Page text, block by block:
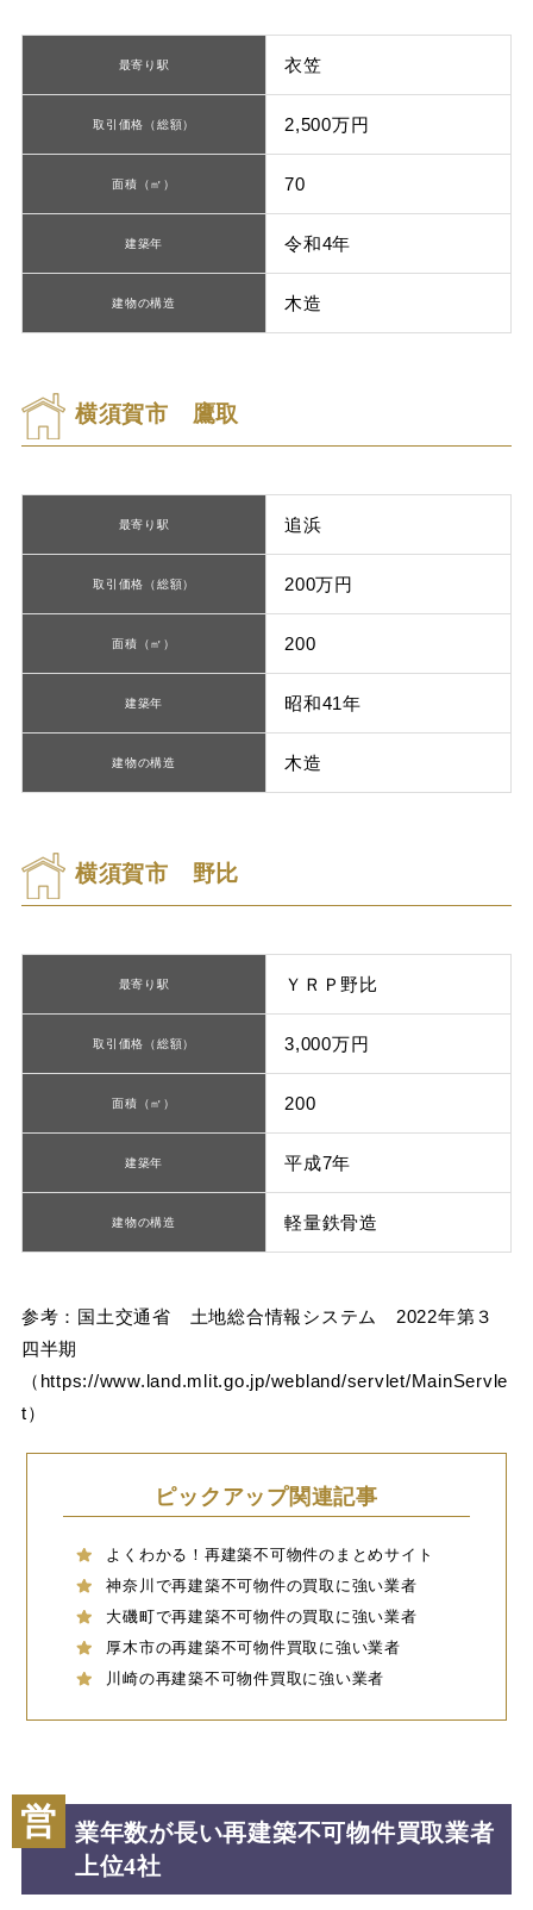
最寄り駅 衣笠
取引価格（総額） 2,500万円
面積（㎡） 70
建築年 令和4年
建物の構造 木造
横須賀市 鷹取
最寄り駅 追浜
取引価格（総額） 200万円
面積（㎡） 200
建築年 昭和41年
建物の構造 木造
横須賀市 野比
最寄り駅 ＹＲＰ野比
取引価格（総額） 3,000万円
面積（㎡） 200
建築年 平成7年
建物の構造 軽量鉄骨造
参考：国土交通省 土地総合情報システム 2022年第３
四半期
（ https://www.land.mlit.go.jp/webland/servlet/MainServle
t）
ピックアップ関連記事
よくわかる！再建築不可物件のまとめサイト
神奈川で再建築不可物件の買取に強い業者
大磯町で再建築不可物件の買取に強い業者
厚木市の再建築不可物件買取に強い業者
川崎の再建築不可物件買取に強い業者
営
業年数が長い再建築不可物件買取業者
上位4社